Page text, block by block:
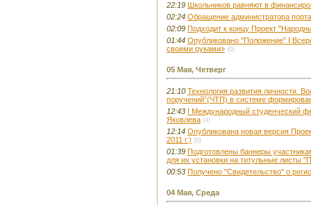
22:19
Школьников равняют в
02:24 Обращение администратора
02:09 Подходит к концу Проект
01:44 Опубликовано "Положение" I
своими руками» (0)
05 Мая, Четверг
21:10 Технология развития личности.
поручений”(ЧТП) в системе
12:43
I Международный студенческий
Яковлева (4)
12:14 Опубликована новая версия
2011 г.) (0)
01:39 Подготовлены баннеры
для их установки на титульные листы
00:53 Получено "Свидетельство" о
04 Мая, Среда